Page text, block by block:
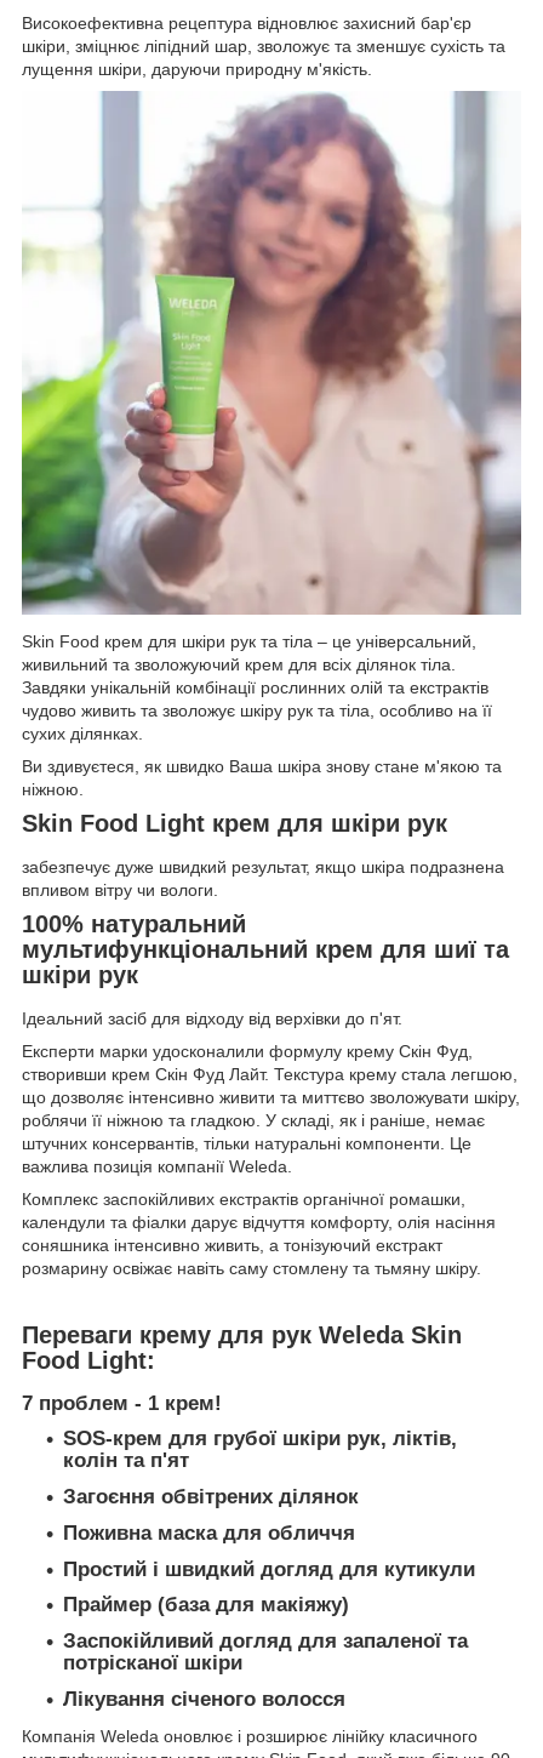
Високоефективна рецептура відновлює захисний бар'єр
шкіри, зміцнює ліпідний шар, зволожує та зменшує сухість та
лущення шкіри, даруючи природну м'якість.
Skin Food крем для шкіри рук та тіла – це універсальний,
живильний та зволожуючий крем для всіх ділянок тіла.
Завдяки унікальній комбінації рослинних олій та екстрактів
чудово живить та зволожує шкіру рук та тіла, особливо на її
сухих ділянках.
Ви здивуєтеся, як швидко Ваша шкіра знову стане м'якою та
ніжною.
Skin Food Light крем для шкіри рук
забезпечує дуже швидкий результат, якщо шкіра подразнена
впливом вітру чи вологи.
100% натуральний
мультифункціональний крем для шиї та
шкіри рук
Ідеальний засіб для відходу від верхівки до п'ят.
Експерти марки удосконалили формулу крему Скін Фуд,
створивши крем Скін Фуд Лайт. Текстура крему стала легшою,
що дозволяє інтенсивно живити та миттєво зволожувати шкіру,
роблячи її ніжною та гладкою. У складі, як і раніше, немає
штучних консервантів, тільки натуральні компоненти. Це
важлива позиція компанії Weleda.
Комплекс заспокійливих екстрактів органічної ромашки,
календули та фіалки дарує відчуття комфорту, олія насіння
соняшника інтенсивно живить, а тонізуючий екстракт
розмарину освіжає навіть саму стомлену та тьмяну шкіру.
Переваги крему для рук Weleda Skin
Food Light:
7 проблем - 1 крем!
SOS-крем для грубої шкіри рук, ліктів,
колін та п'ят
Загоєння обвітрених ділянок
Поживна маска для обличчя
Простий і швидкий догляд для кутикули
Праймер (база для макіяжу)
Заспокійливий догляд для запаленої та
потрісканої шкіри
Лікування січеного волосся
Компанія Wеleda оновлює і розширює лінійку класичного